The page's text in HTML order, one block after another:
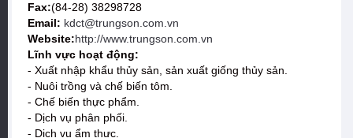
Fax:(84-28) 38298728
Email: kdct@trungson.com.vn
Website:http://www.trungson.com.vn
Lĩnh vực hoạt động:
- Xuất nhập khẩu thủy sản, sản xuất giống thủy sản.
- Nuôi trồng và chế biến tôm.
- Chế biến thực phẩm.
- Dịch vụ phân phối.
- Dịch vụ ẩm thực.